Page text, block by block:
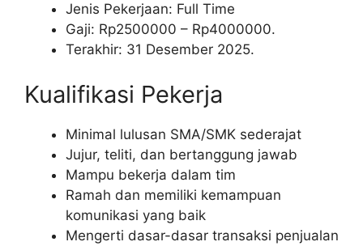
Jenis Pekerjaan: Full Time
Gaji: Rp2500000 – Rp4000000.
Terakhir: 31 Desember 2025.
Kualifikasi Pekerja
Minimal lulusan SMA/SMK sederajat
Jujur, teliti, dan bertanggung jawab
Mampu bekerja dalam tim
Ramah dan memiliki kemampuan
komunikasi yang baik
Mengerti dasar-dasar transaksi penjualan